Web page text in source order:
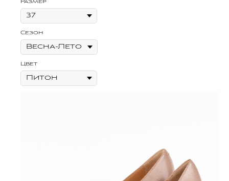
Размер
Сезон
Цвет